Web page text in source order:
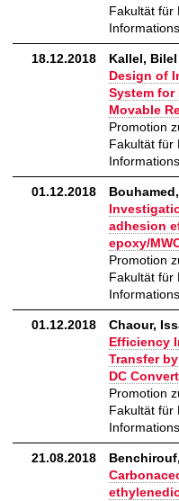
Fakultät für
18.12.2018
Kallel, Bilel
Design of
System for
Movable
Promotion
Fakultät für
01.12.2018
adhesion
epoxy/
Promotion
Fakultät für
01.12.2018
Chaour,
Efficiency
Transfer
DC
Promotion
Fakultät für
21.08.2018